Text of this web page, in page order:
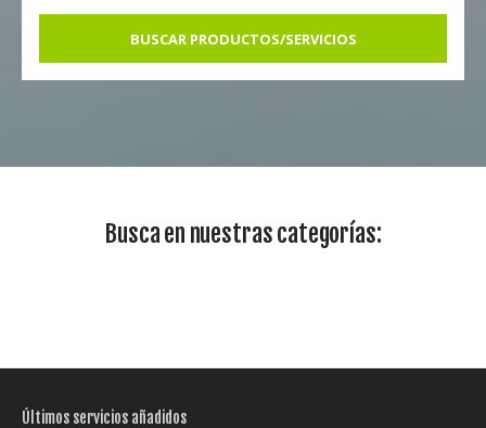
BUSCAR PRODUCTOS/SERVICIOS
Busca en nuestras categorías:
Últimos servicios añadidos